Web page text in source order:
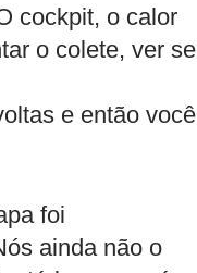
cockpit, o calor
o colete, ver se
e então você
foi
ainda não o